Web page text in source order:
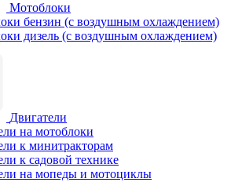
Мотоблоки
бензин (с воздушным охлаждением)
дизель (с воздушным охлаждением)
Двигатели
на мотоблоки
к минитракторам
к садовой технике
на мопеды и мотоциклы